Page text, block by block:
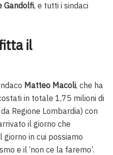
Gandolfi, e tutti i sindaci
il
Matteo Macoli, che ha
in totale 1,75 milioni di
Regione Lombardia) con
il giorno che
giorno in cui possiamo
e il ‘non ce la faremo’.